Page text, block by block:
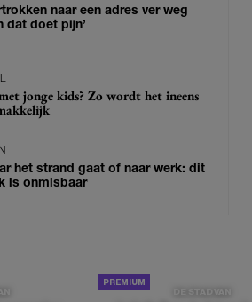
naar een adres ver weg
dat doet pijn’
jonge kids? Zo wordt het ineens
het strand gaat of naar werk: dit
is onmisbaar
DE STAD VAN